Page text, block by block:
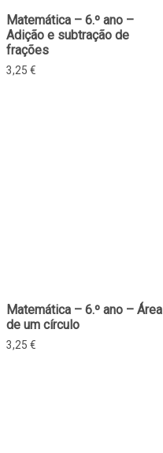
Matemática – 6.º ano –
Adição e subtração de
frações
3,25 €
Matemática – 6.º ano – Área
de um círculo
3,25 €